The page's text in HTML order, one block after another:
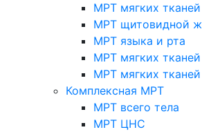
МРТ мягких
МРТ щитовидной
МРТ языка и рта
МРТ мягких
МРТ мягких
Комплексная МРТ
МРТ всего тела
МРТ ЦНС